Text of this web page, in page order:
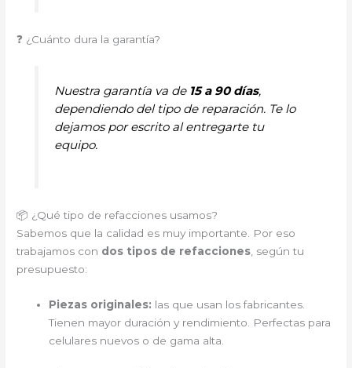
❓ ¿Cuánto dura la garantía?
Nuestra garantía va de 15 a 90 días,
dependiendo del tipo de reparación. Te lo
dejamos por escrito al entregarte tu
equipo.
📦 ¿Qué tipo de refacciones usamos?
Sabemos que la calidad es muy importante. Por eso
trabajamos con dos tipos de refacciones , según tu
presupuesto:
Piezas originales: las que usan los fabricantes.
Tienen mayor duración y rendimiento. Perfectas para
celulares nuevos o de gama alta.